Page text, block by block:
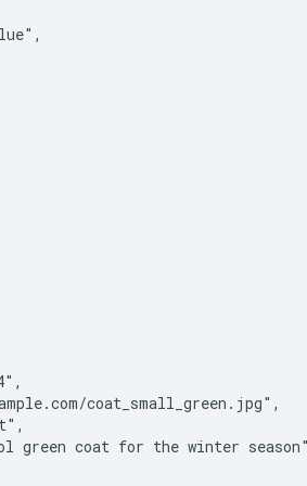
coat_small_green.jpg",
green coat for the winter